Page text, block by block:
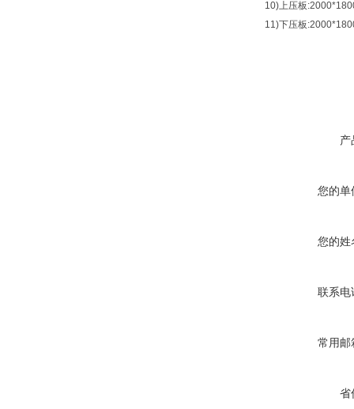
10)上压板
11)下压板
产
您的单
您的姓
联系电
常用邮
省